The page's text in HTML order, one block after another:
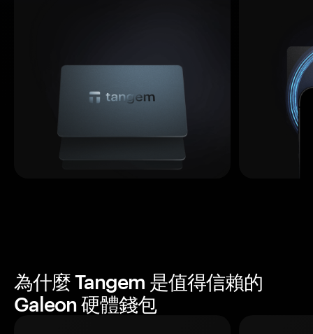
為什麼 Tangem 是值得信賴的
Galeon 硬體錢包